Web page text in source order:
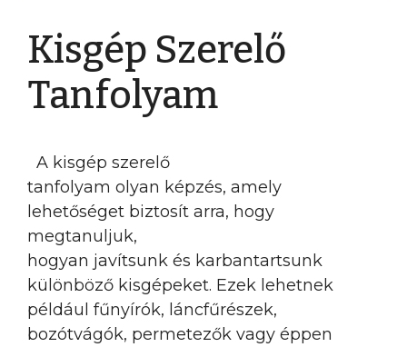
Kisgép Szerelő
Tanfolyam
A kisgép szerelő
tanfolyam olyan képzés, amely
lehetőséget biztosít arra, hogy
megtanuljuk,
hogyan javítsunk és karbantartsunk
különböző kisgépeket. Ezek lehetnek
például fűnyírók, láncfűrészek,
bozótvágók, permetezők vagy éppen